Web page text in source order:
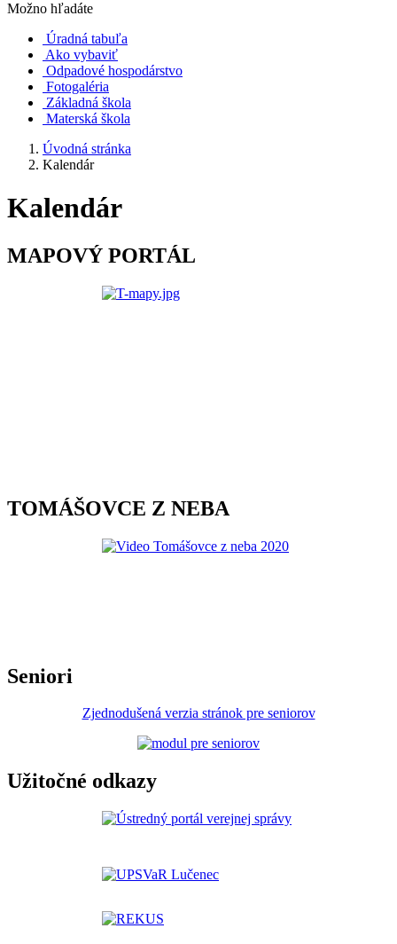
Možno hľadáte
Úradná tabuľa
Ako vybaviť
Odpadové hospodárstvo
Fotogaléria
Základná škola
Materská škola
Úvodná stránka
Kalendár
Kalendár
MAPOVÝ PORTÁL
TOMÁŠOVCE Z NEBA
Seniori
Zjednodušená verzia stránok pre seniorov
Užitočné odkazy